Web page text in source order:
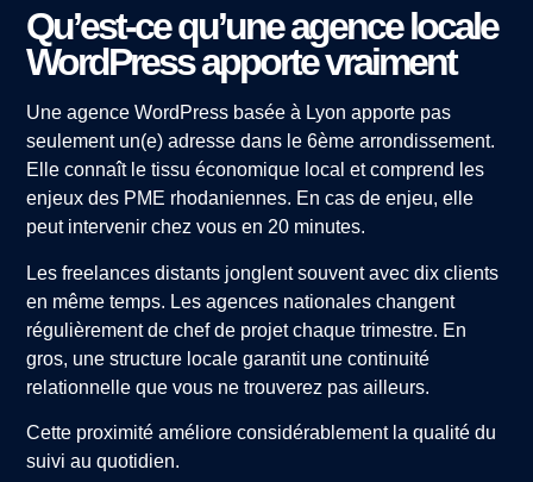
Qu’est-ce qu’une agence locale
WordPress apporte vraiment
Une agence WordPress basée à Lyon apporte pas
seulement un(e) adresse dans le 6ème arrondissement.
Elle connaît le tissu économique local et comprend les
enjeux des PME rhodaniennes. En cas de enjeu, elle
peut intervenir chez vous en 20 minutes.
Les freelances distants jonglent souvent avec dix clients
en même temps. Les agences nationales changent
régulièrement de chef de projet chaque trimestre. En
gros, une structure locale garantit une continuité
relationnelle que vous ne trouverez pas ailleurs.
Cette proximité améliore considérablement la qualité du
suivi au quotidien.